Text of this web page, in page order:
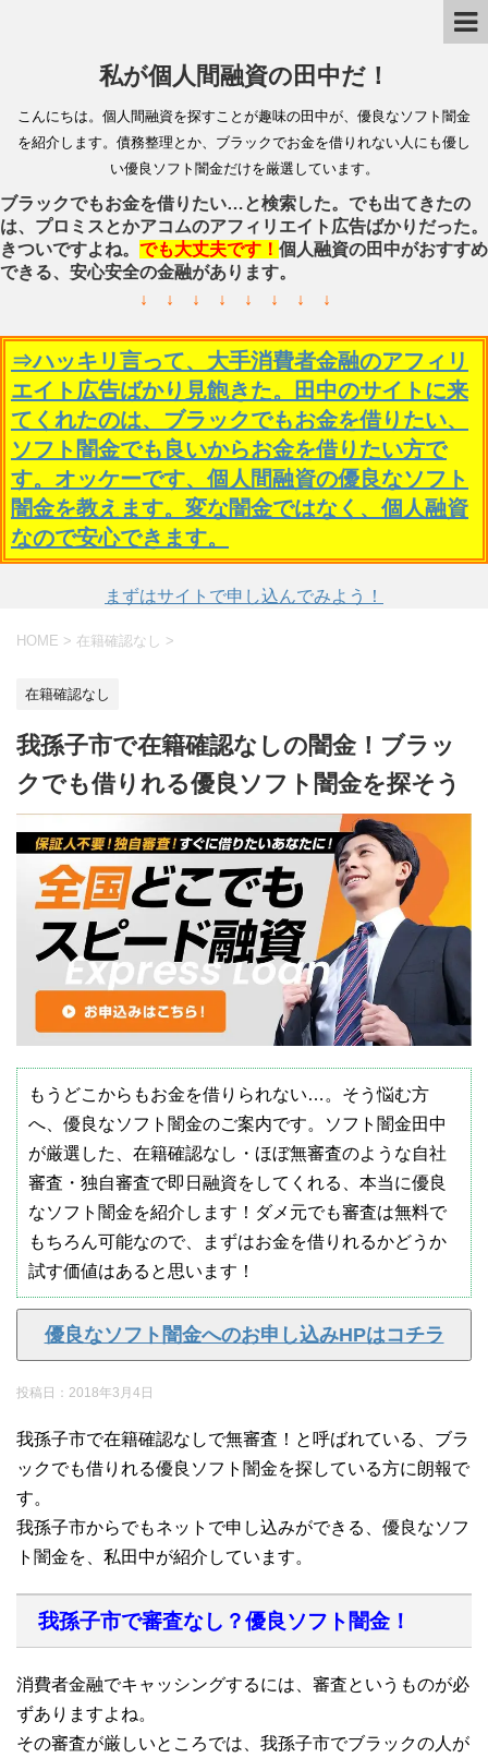
私が個人間融資の田中だ！
こんにちは。個人間融資を探すことが趣味の田中が、優良なソフト闇金
を紹介します。債務整理とか、ブラックでお金を借りれない人にも優し
い優良ソフト闇金だけを厳選しています。
ブラックでもお金を借りたい…と検索した。でも出てきたの
は、プロミスとかアコムのアフィリエイト広告ばかりだった。
きついですよね。 でも大丈夫です！ 個人融資の田中がおすすめ
できる、安心安全の金融があります。
↓ ↓ ↓ ↓ ↓ ↓ ↓ ↓
⇒ハッキリ言って、大手消費者金融のアフィリ
エイト広告ばかり見飽きた。田中のサイトに来
てくれたのは、ブラックでもお金を借りたい、
ソフト闇金でも良いからお金を借りたい方で
す。オッケーです、個人間融資の優良なソフト
闇金を教えます。変な闇金ではなく、個人融資
なので安心できます。
まずはサイトで申し込んでみよう！
HOME > 在籍確認なし >
在籍確認なし
我孫子市で在籍確認なしの闇金！ブラッ
クでも借りれる優良ソフト闇金を探そう
もうどこからもお金を借りられない…。そう悩む方
へ、優良なソフト闇金のご案内です。ソフト闇金田中
が厳選した、在籍確認なし・ほぼ無審査のような自社
審査・独自審査で即日融資をしてくれる、本当に優良
なソフト闇金を紹介します！ダメ元でも審査は無料で
もちろん可能なので、まずはお金を借りれるかどうか
試す価値はあると思います！
優良なソフト闇金へのお申し込みHPはコチラ
投稿日： 2018年3月4日
我孫子市で在籍確認なしで無審査！と呼ばれている、ブラ
ックでも借りれる優良ソフト闇金を探している方に朗報で
す。
我孫子市からでもネットで申し込みができる、優良なソフ
ト闇金を、私田中が紹介しています。
我孫子市で審査なし？優良ソフト闇金！
消費者金融でキャッシングするには、審査というものが必
ずありますよね。
その審査が厳しいところでは、我孫子市でブラックの人が